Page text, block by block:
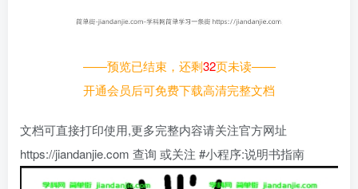
——预览已结束，还剩32页未读——
开通会员后可免费下载高清完整文档
文档可直接打印使用,更多完整内容请关注官方网址
https://jiandanjie.com 查询 或关注 #小程序:说明书指南